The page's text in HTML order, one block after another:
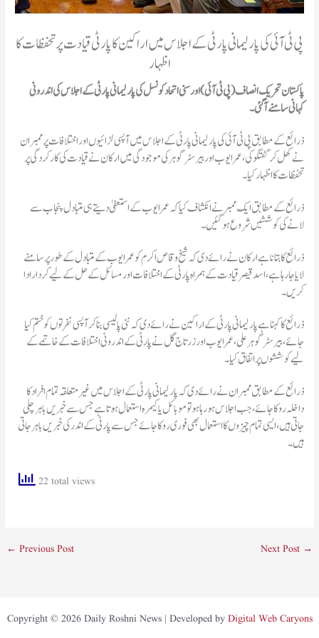
پی ٹی آئی کی پارلیمانی پارٹی کے اجلاس میں اراکین کا پارٹی قیادت پر تحفظات کا
اظہار
پاکستان تحریک انصاف (پی ٹی آئی) اور سنی اتحاد کونسل کی پارلیمانی پارٹی کے اجلاس کی اندرونی
کہانی سامنے آ گئی۔
ذرائع کے مطابق پی ٹی آئی کی پارلیمانی پارٹی کے اجلاس میں آپسی لڑائیوں اور اختلافات پر ممبران
نے کھل کر گفتگو کی، عمر ایوب اور بیرسٹر گوہر کی موجودگی میں ارکان نے قیادت کی کارکردگی پر
تحفظات کا اظہار کیا۔
ذرائع کے مطابق ایک ممبر نے انکشاف کیا کہ عمر ایوب کے استعفیٰ دیتے ہی متبادل پنجاب سے
لانے کی کوششیں شروع ہو گئیں۔
ذرائع کا بتانا ہے ارکان نے رائے دی کہ شیخ وقاص اکرم کو عمر ایوب کے متبادل کے طور پر سامنے
لایا جا رہا ہے، اسد قیصر قیادت کے ہمراہ پارٹی کے اختلافات اور مسائل کے حل کے لیے کردار ادا
کریں۔
ذرائع کا کہنا ہے پارلیمانی پارٹی کے اراکین نے رائے دی کہ نئی پالیسی بنا کر آپسی نفرتوں کو ختم کیا
جائے، بیرسٹر گوہر علی، عمر ایوب اور زرتاج گل نے پارٹی کے اندرونی اختلافات کے خاتمے کے
لیے کوششوں پر اتفاق کیا۔
ذرائع کے مطابق ممبران نے رائے دی کہ پارلیمانی پارٹی کے اجلاس میں غیر متعلقہ تمام افراد کا
داخلہ روکا جائے، جب اجلاس ہو رہا ہو تو موبائل یا کیمرہ استعمال ہوتا ہے جس سے خبریں باہر چلی
جاتی ہیں، ایسی تمام چیزوں کا استعمال بھی فوری روکا جائے جس سے پارٹی کے اندر کی خبریں باہر جاتی
ہیں۔
22 total views
← Previous Post Next Post →
Copyright © 2026 Daily Roshni News | Developed by Digital Web Caryons